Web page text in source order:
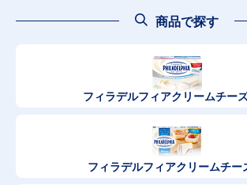
商品で探す
フィラデルフィアクリームチー
フィラデルフィアクリームチー